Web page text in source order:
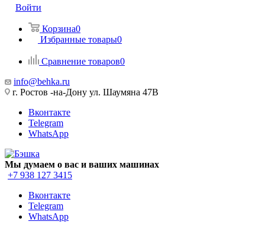
Войти
Корзина0
Избранные товары0
Сравнение товаров0
info@behka.ru
г. Ростов -на-Дону ул. Шаумяна 47В
Вконтакте
Telegram
WhatsApp
Мы думаем о вас и ваших машинах
+7 938 127 3415
Вконтакте
Telegram
WhatsApp